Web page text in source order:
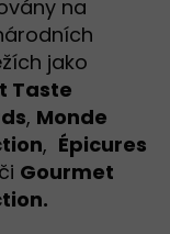
na
jako
Taste
, Monde
, Épicures
či Gourmet